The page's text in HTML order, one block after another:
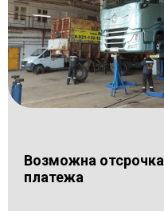
Возможна отсрочка
платежа